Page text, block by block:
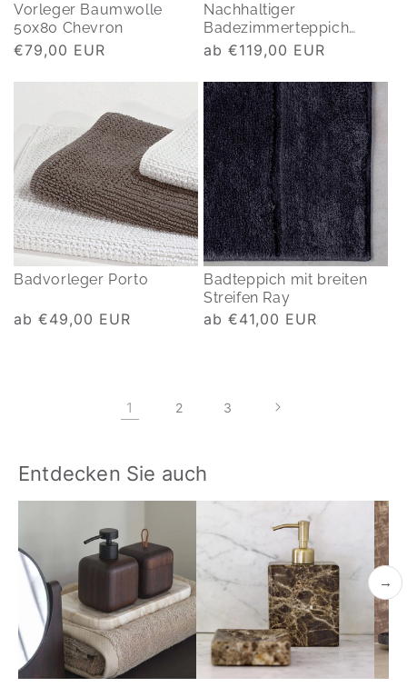
Vorleger Baumwolle
50x80 Chevron
Normaler
€79,00 EUR
Nachhaltiger
Badezimmerteppich
Nomad
Normaler
ab €119,00 EUR
Badvorleger Porto
Normaler
ab €49,00 EUR
Badteppich mit breiten
Streifen Ray
Normaler
ab €41,00 EUR
1 2 3
Entdecken Sie auch
→